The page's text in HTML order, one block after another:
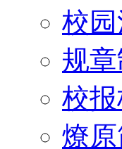
校
规
校报
燎